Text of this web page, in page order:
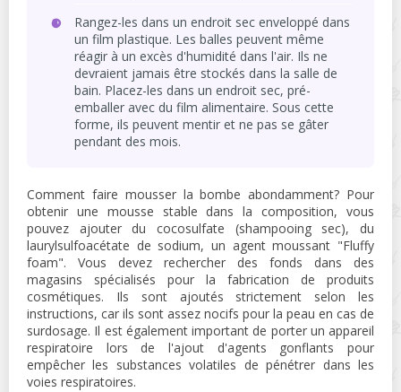
Rangez-les dans un endroit sec enveloppé dans
un film plastique. Les balles peuvent même
réagir à un excès d'humidité dans l'air. Ils ne
devraient jamais être stockés dans la salle de
bain. Placez-les dans un endroit sec, pré-
emballer avec du film alimentaire. Sous cette
forme, ils peuvent mentir et ne pas se gâter
pendant des mois.
Comment faire mousser la bombe abondamment? Pour
obtenir une mousse stable dans la composition, vous
pouvez ajouter du cocosulfate (shampooing sec), du
laurylsulfoacétate de sodium, un agent moussant "Fluffy
foam". Vous devez rechercher des fonds dans des
magasins spécialisés pour la fabrication de produits
cosmétiques. Ils sont ajoutés strictement selon les
instructions, car ils sont assez nocifs pour la peau en cas de
surdosage. Il est également important de porter un appareil
respiratoire lors de l'ajout d'agents gonflants pour
empêcher les substances volatiles de pénétrer dans les
voies respiratoires.